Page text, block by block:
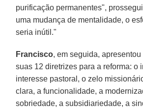
purificação permanentes",
uma mudança de mentalidade, o
seria inútil."
Francisco, em seguida,
suas 12 diretrizes para a reforma: o
interesse pastoral, o zelo
clara, a funcionalidade, a
sobriedade, a subsidiariedade, a